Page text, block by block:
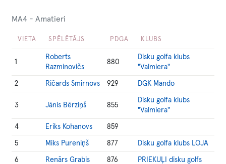
MA4 - Amatieri
VIETA SPĒLĒTĀJS PDGA KLUBS
1
Roberts
Razminovičs
880
Disku golfa klubs
"Valmiera"
2 Ričards Smirnovs 929 DGK Mando
3 Jānis Bērziņš 855
Disku golfa klubs
"Valmiera"
4 Eriks Kohanovs 859
5 Miks Pureniņš 877 Disku golfa klubs LOJA
6 Renārs Grabis 876 PRIEKUĻI disku golfs